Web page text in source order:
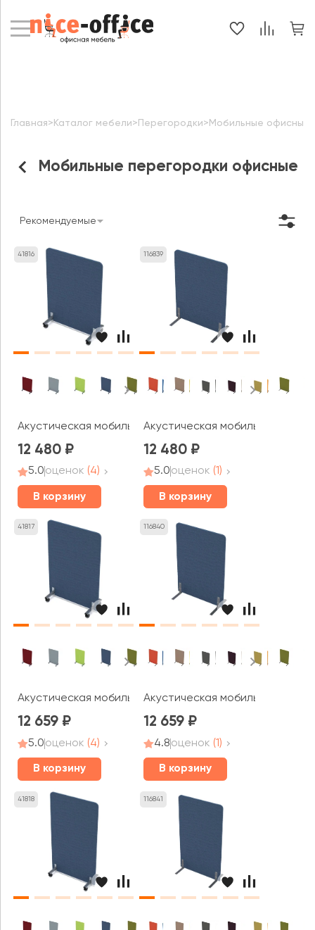
Мобильные перегородки офисные
Главная> Каталог мебели> Перегородки> Мобильные офисные
Рекомендуемые
41816
Акустическая мобильная перегородка (800*377*1100)
12 480
5.0оценок (4)
В корзину
116839
Акустическая мобильная
12 480
5.0оценок (1)
В корзину
41817
Акустическая мобильная перегородка (800*377*1200)
12 659
5.0оценок (4)
В корзину
116840
Акустическая мобильная
12 659
4.8оценок (1)
В корзину
41818 116841